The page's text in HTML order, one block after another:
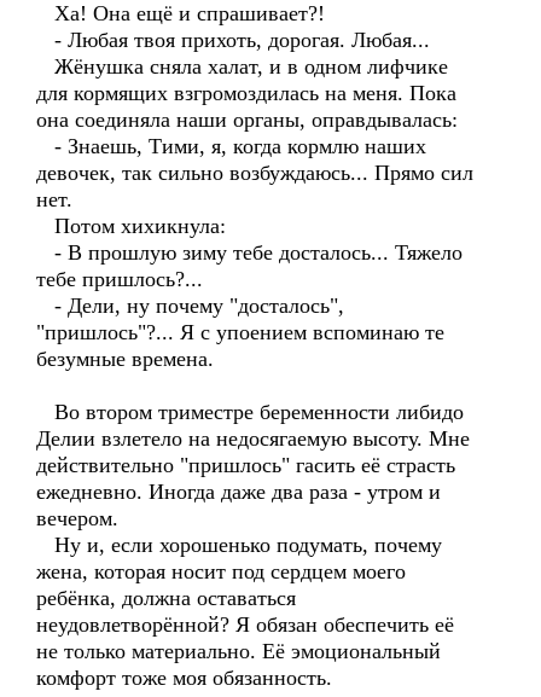
Ха! Она ещё и спрашивает?!
- Любая твоя прихоть, дорогая. Любая...
Жёнушка сняла халат, и в одном лифчике
для кормящих взгромоздилась на меня. Пока
она соединяла наши органы, оправдывалась:
- Знаешь, Тими, я, когда кормлю наших
девочек, так сильно возбуждаюсь... Прямо сил
нет.
Потом хихикнула:
- В прошлую зиму тебе досталось... Тяжело
тебе пришлось?...
- Дели, ну почему "досталось",
"пришлось"?... Я с упоением вспоминаю те
безумные времена.
Во втором триместре беременности либидо
Делии взлетело на недосягаемую высоту. Мне
действительно "пришлось" гасить её страсть
ежедневно. Иногда даже два раза - утром и
вечером.
Ну и, если хорошенько подумать, почему
жена, которая носит под сердцем моего
ребёнка, должна оставаться
неудовлетворённой? Я обязан обеспечить её
не только материально. Её эмоциональный
комфорт тоже моя обязанность.